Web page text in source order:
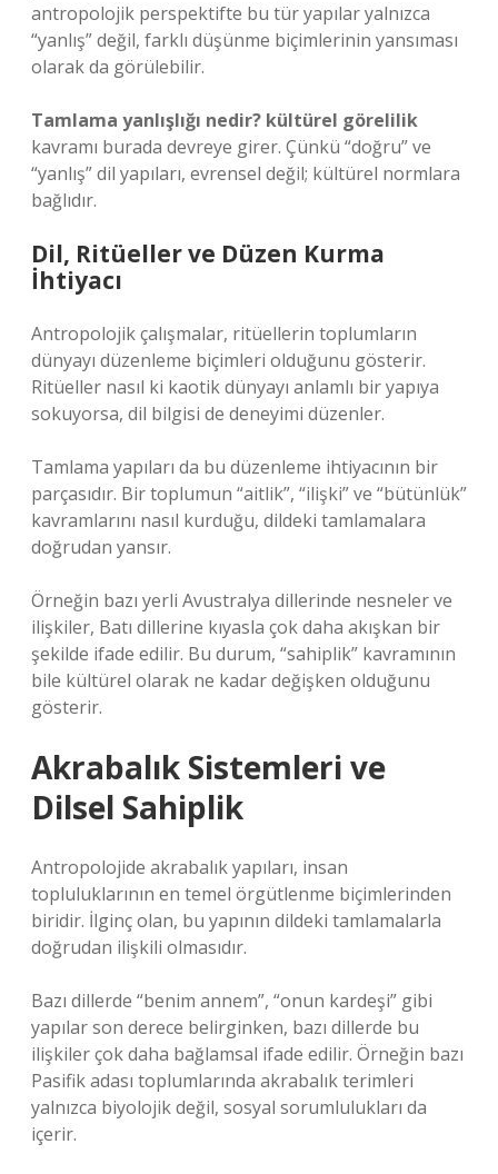
antropolojik perspektifte bu tür yapılar yalnızca
“yanlış” değil, farklı düşünme biçimlerinin yansıması
olarak da görülebilir.
Tamlama yanlışlığı nedir? kültürel görelilik
kavramı burada devreye girer. Çünkü “doğru” ve
“yanlış” dil yapıları, evrensel değil; kültürel normlara
bağlıdır.
Dil, Ritüeller ve Düzen Kurma
İhtiyacı
Antropolojik çalışmalar, ritüellerin toplumların
dünyayı düzenleme biçimleri olduğunu gösterir.
Ritüeller nasıl ki kaotik dünyayı anlamlı bir yapıya
sokuyorsa, dil bilgisi de deneyimi düzenler.
Tamlama yapıları da bu düzenleme ihtiyacının bir
parçasıdır. Bir toplumun “aitlik”, “ilişki” ve “bütünlük”
kavramlarını nasıl kurduğu, dildeki tamlamalara
doğrudan yansır.
Örneğin bazı yerli Avustralya dillerinde nesneler ve
ilişkiler, Batı dillerine kıyasla çok daha akışkan bir
şekilde ifade edilir. Bu durum, “sahiplik” kavramının
bile kültürel olarak ne kadar değişken olduğunu
gösterir.
Akrabalık Sistemleri ve
Dilsel Sahiplik
Antropolojide akrabalık yapıları, insan
topluluklarının en temel örgütlenme biçimlerinden
biridir. İlginç olan, bu yapının dildeki tamlamalarla
doğrudan ilişkili olmasıdır.
Bazı dillerde “benim annem”, “onun kardeşi” gibi
yapılar son derece belirginken, bazı dillerde bu
ilişkiler çok daha bağlamsal ifade edilir. Örneğin bazı
Pasifik adası toplumlarında akrabalık terimleri
yalnızca biyolojik değil, sosyal sorumlulukları da
içerir.